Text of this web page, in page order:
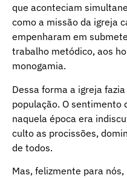
que aconteciam
como a missão da igreja
empenharam em
trabalho metódico, aos
monogamia.
Dessa forma a igreja
população. O sentimento
naquela época era
culto as procissões,
de todos.
Mas, felizmente para